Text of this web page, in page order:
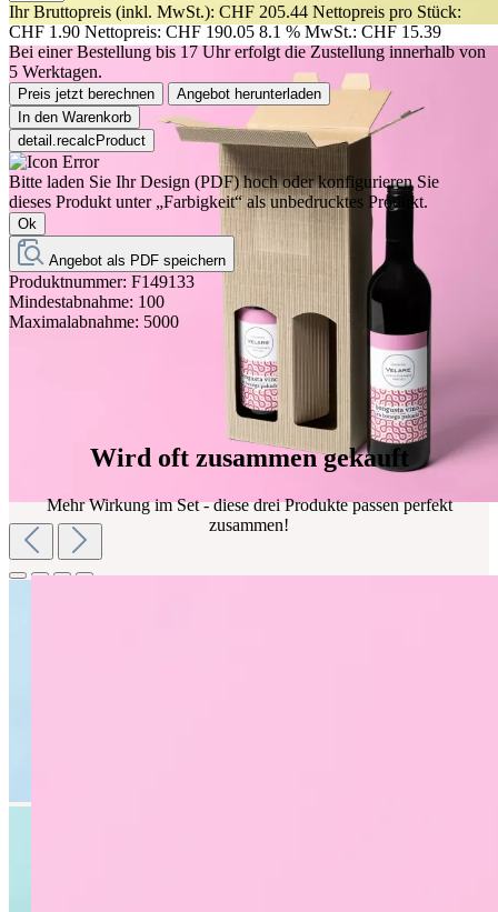
Ihr Bruttopreis (inkl. MwSt.): CHF 205.44 Nettopreis pro Stück:
CHF 1.90 Nettopreis: CHF 190.05 8.1 % MwSt.: CHF 15.39
Bei einer Bestellung bis 17 Uhr erfolgt die Zustellung innerhalb von
5 Werktagen.
Preis jetzt berechnen
Angebot herunterladen
In den Warenkorb
detail.recalcProduct
Bitte laden Sie Ihr Design (PDF) hoch oder konfigurieren Sie
dieses Produkt unter „Farbigkeit“ als unbedrucktes Produkt.
Ok
Angebot als PDF speichern
Produktnummer: F149133
Mindestabnahme: 100
Maximalabnahme: 5000
Wird oft zusammen gekauft
Mehr Wirkung im Set - diese drei Produkte passen perfekt
zusammen!